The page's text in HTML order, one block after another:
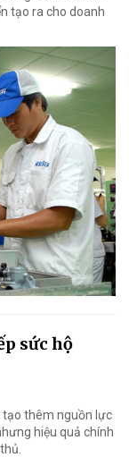
tạo ra cho doanh
sức hộ
tạo thêm nguồn lực
hiệu quả chính